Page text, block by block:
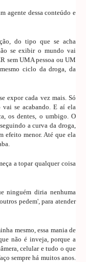
agente dessa conteúdo e
do tipo que se acha
se exibir o mundo vai
sem UMA pessoa ou UM
ciclo da droga, da
expor cada vez mais. Só
vai se acabando. E aí ela
os dentes, o umbigo. O
a curva da droga,
efeito menor. Até que ela
a topar qualquer coisa
ninguém diria nenhuma
pedem', para atender
mesmo, essa mania de
não é inveja, porque a
celular e tudo o que
sempre há muitos anos.